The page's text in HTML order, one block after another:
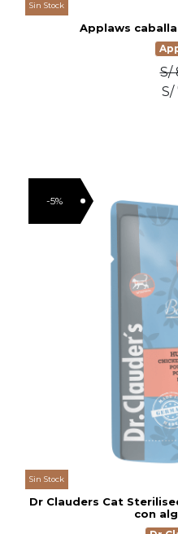
Sin Stock
Applaws
S/
S/
-5%
Sin Stock
Dr Clauders Cat
con